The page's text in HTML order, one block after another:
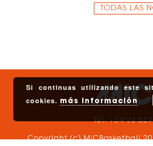
TODAS LAS
Tel. +34 93
Copyright (c) MICBasketball
Si continuas utilizando este
cookies. más información